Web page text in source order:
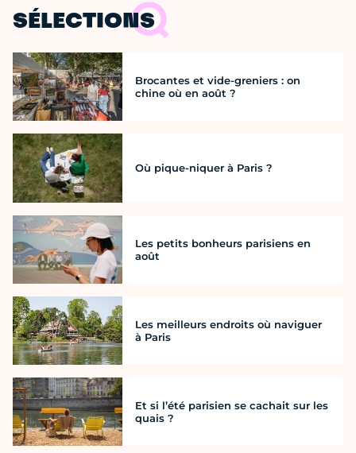
SÉLECTIONS
Brocantes et vide-greniers : on
chine où en août ?
Où pique-niquer à Paris ?
Les petits bonheurs parisiens en
août
Les meilleurs endroits où naviguer
à Paris
Et si l’été parisien se cachait sur les
quais ?